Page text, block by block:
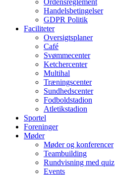
Ordensreglement
Handelsbetingelser
GDPR Politik
Faciliteter
Oversigtsplaner
Café
Svømmecenter
Ketchercenter
Multihal
Træningscenter
Sundhedscenter
Fodboldstadion
Atletikstadion
Sportel
Foreninger
Møder
Møder og konferencer
Teambuilding
Rundvisning med quiz
Events